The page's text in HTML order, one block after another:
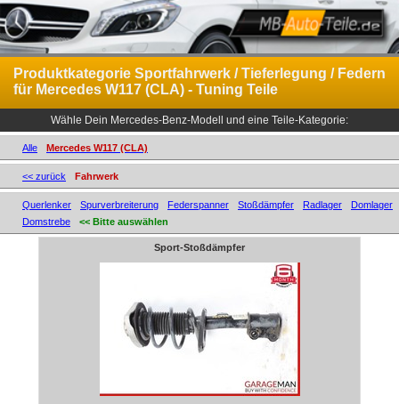
Produktkategorie Sportfahrwerk / Tieferlegung / Federn
für Mercedes W117 (CLA) - Tuning Teile
Wähle Dein Mercedes-Benz-Modell und eine Teile-Kategorie:
Alle Mercedes W117 (CLA)
<< zurück Fahrwerk
Querlenker Spurverbreiterung Federspanner Stoßdämpfer Radlager
Domlager
Domstrebe
<< Bitte auswählen
Sport-Stoßdämpfer